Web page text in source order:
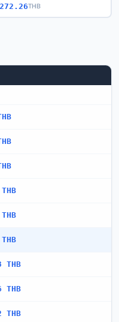
272.26THB
THB
THB
THB